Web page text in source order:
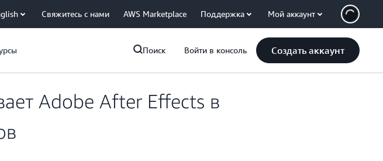
Свяжитесь с нами AWS Marketplace Поддержка Мой аккаунт
Поиск Войти в консоль Создать аккаунт
Adobe After Effects в